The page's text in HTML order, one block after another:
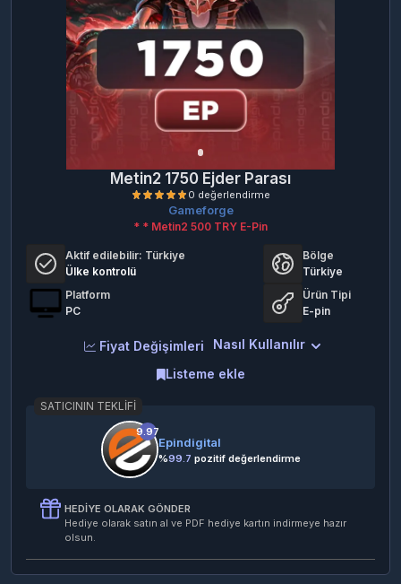
Metin2 1750 Ejder Parası
0 değerlendirme
Gameforge
* * Metin2 500 TRY E-Pin
Aktif edilebilir: Türkiye
Ülke kontrolü
Bölge
Türkiye
Platform
PC
Ürün Tipi
E-pin
Nasıl Kullanılır
Fiyat Değişimleri
Listeme ekle
SATICININ TEKLIFI
9.97
Epindigital
%99.7 pozitif değerlendirme
HEDIYE OLARAK GÖNDER
Hediye olarak satın al ve PDF hediye kartın indirmeye hazır
olsun.